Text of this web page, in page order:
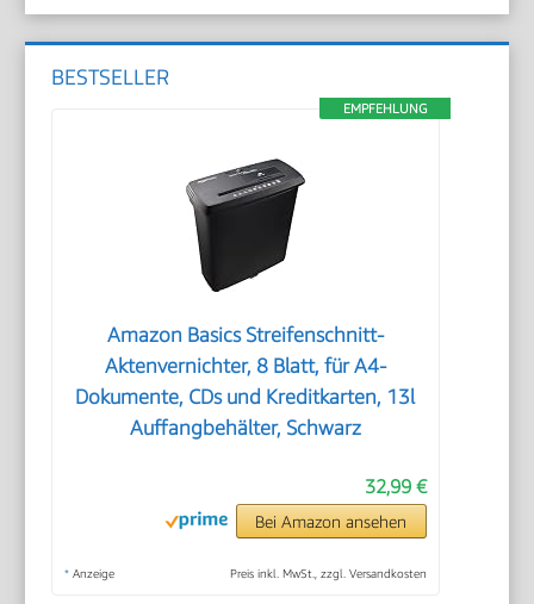
BESTSELLER
EMPFEHLUNG
Amazon Basics Streifenschnitt-
Aktenvernichter, 8 Blatt, für A4-
Dokumente, CDs und Kreditkarten, 13l
Auffangbehälter, Schwarz
32,99 €
Bei Amazon ansehen
* Anzeige Preis inkl. MwSt., zzgl. Versandkosten